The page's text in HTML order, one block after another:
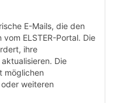
E-Mails, die den
ELSTER-Portal. Die
ihre
Die
möglichen
weiteren